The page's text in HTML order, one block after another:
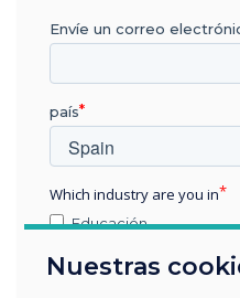
Nuestras
Envíe un correo
país
Which industry are you in
Educación
Otros